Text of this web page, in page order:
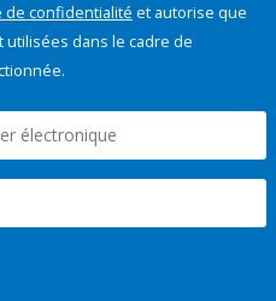
de confidentialité et autorise que
dans le cadre de